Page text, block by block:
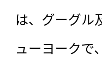
は、グーグル
ューヨークで